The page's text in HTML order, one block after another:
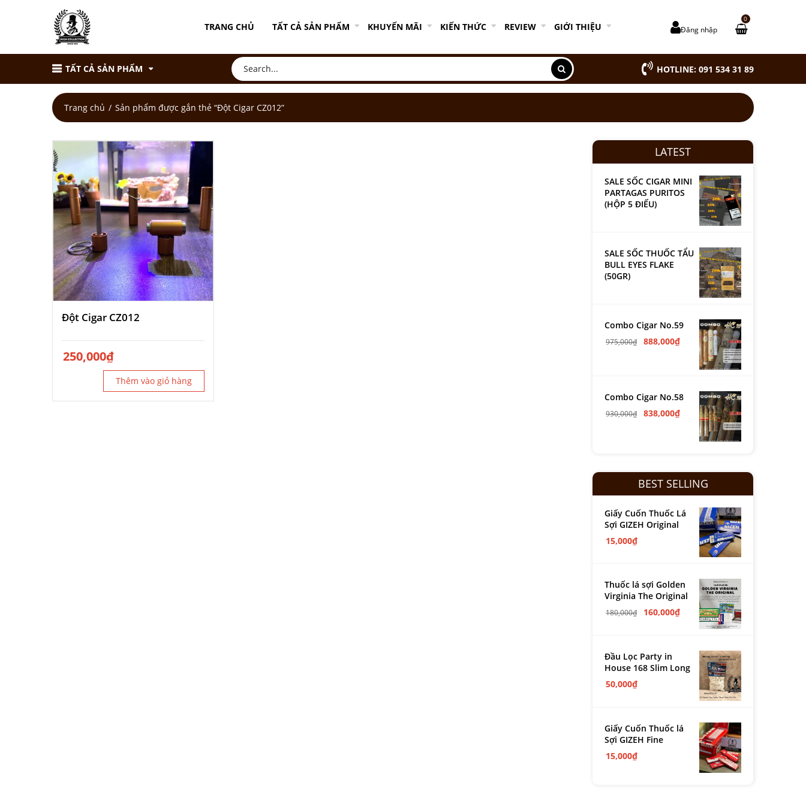
TRANG CHỦ TẤT CẢ SẢN PHẨM KHUYẾN MÃI KIẾN THỨC REVIEW GIỚI THIỆU Đăng nhập
0
TẤT CẢ SẢN PHẨM HOTLINE: 091 534 31 89
Trang chủ Sản phẩm được gắn thẻ “Đột Cigar CZ012”
Đột Cigar CZ012
250,000₫
Thêm vào giỏ hàng
LATEST
SALE SỐC CIGAR MINI
PARTAGAS PURITOS
(HỘP 5 ĐIẾU)
SALE SỐC THUỐC TẨU
BULL EYES FLAKE
(50GR)
Combo Cigar No.59
975,000₫ 888,000₫
Combo Cigar No.58
930,000₫ 838,000₫
BEST SELLING
Giấy Cuốn Thuốc Lá
Sợi GIZEH Original
15,000₫
Thuốc lá sợi Golden
Virginia The Original
180,000₫ 160,000₫
Đầu Lọc Party in
House 168 Slim Long
50,000₫
Giấy Cuốn Thuốc lá
Sợi GIZEH Fine
15,000₫